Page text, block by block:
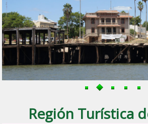
Región Turística